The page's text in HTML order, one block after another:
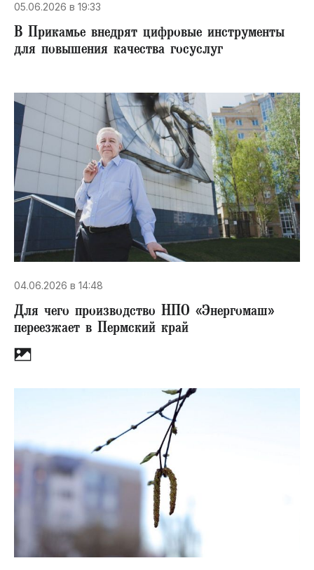
05.06.2026 в 19:33
​В Прикамье внедрят цифровые инструменты
для повышения качества госуслуг
04.06.2026 в 14:48
Для чего производство НПО «Энергомаш»
переезжает в Пермский край